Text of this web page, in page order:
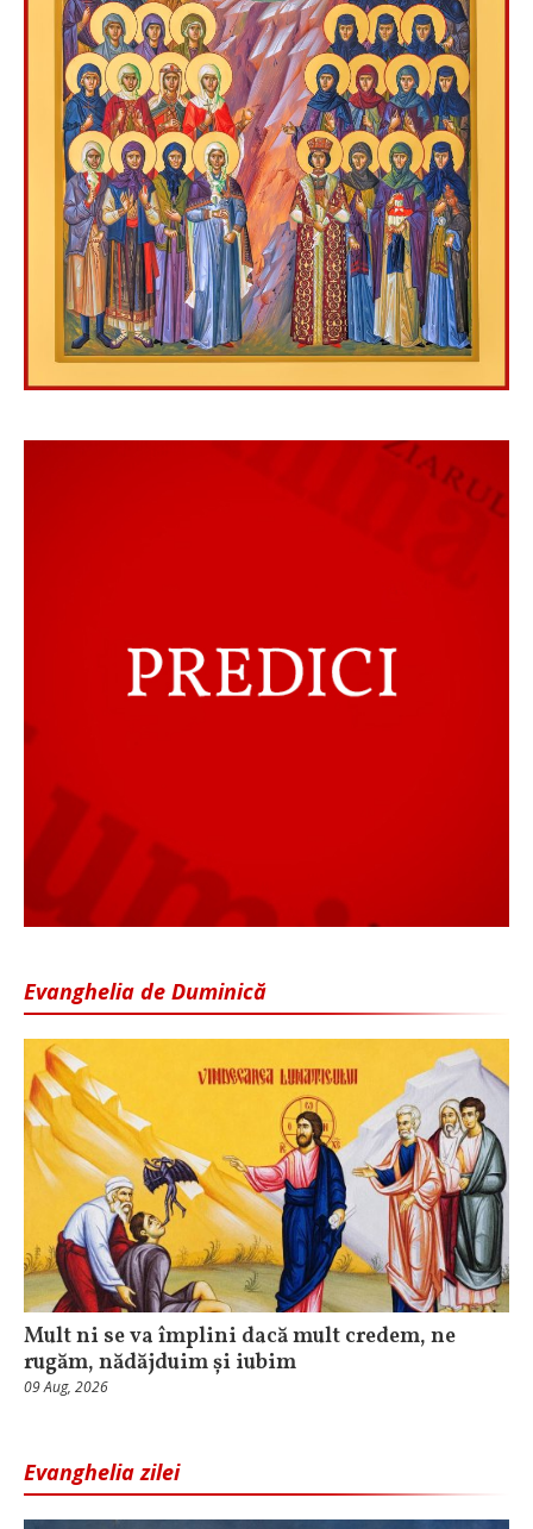
Evanghelia de Duminică
Mult ni se va împlini dacă mult credem, ne
rugăm, nădăjduim și iubim
09 Aug, 2026
Evanghelia zilei